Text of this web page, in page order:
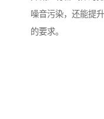
噪音污染，还能提
的要求。